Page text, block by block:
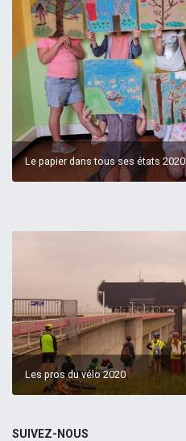
Le papier dans tous ses états 2020
Les pros du vélo 2020
SUIVEZ-NOUS